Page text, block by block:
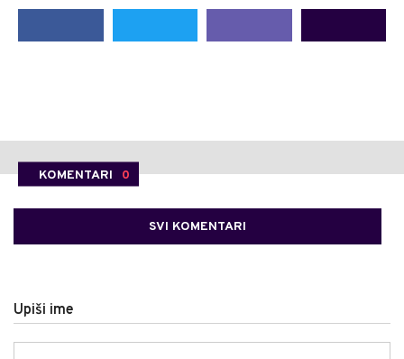
KOMENTARI 0
SVI KOMENTARI
Upiši ime